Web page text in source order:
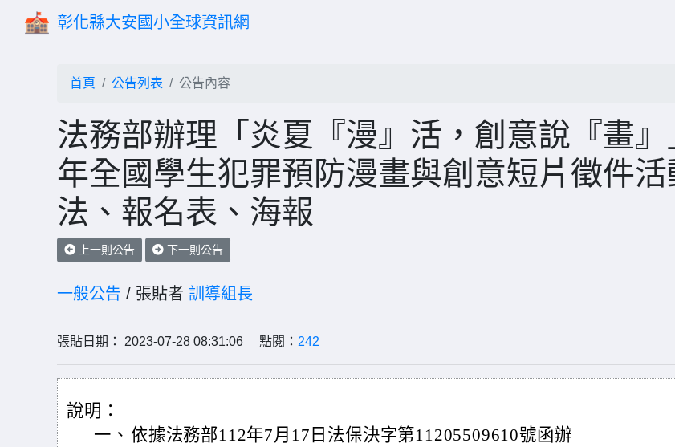
彰化縣大安國小全球資訊網
首頁 公告列表 公告內容
法務部辦理「炎夏『漫』活，創意說『畫』
年全國學生犯罪預防漫畫與創意短片徵件活
法、報名表、海報
上一則公告 下一則公告
一般公告 / 張貼者 訓導組長
張貼日期： 2023-07-28 08:31:06 點閱： 242
說明：
一、 依據法務部112年7月17日法保決字第11205509610號函辦